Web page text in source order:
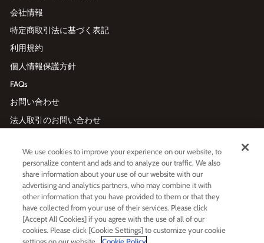
会社情報
特定商取引法に基づく表記
利用規約
個人情報保護方針
FAQs
お問い合わせ
法人取引のお問い合わせ
メールマガジン登録
Enter
email
利用規約およびプライバシーポリシーに同意する
LINE友だち追加
We use cookies to improve your experience on our website, to
personalize content and ads and to analyze our traffic. We also
share information about your use of our website with our
advertising and analytics partners, who may combine it with
other information that you have provided to them or that they
have collected from your use of their services. Please click
[Accept All Cookies] if you agree with the use of all of our
cookies. Please click [Cookie Settings] to customize your cookie